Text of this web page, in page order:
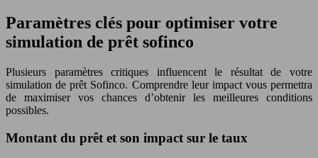
Paramètres clés pour optimiser votre
simulation de prêt sofinco
Plusieurs paramètres critiques influencent le résultat de votre
simulation de prêt Sofinco. Comprendre leur impact vous permettra
de maximiser vos chances d’obtenir les meilleures conditions
possibles.
Montant du prêt et son impact sur le taux